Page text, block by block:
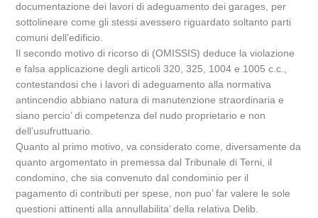
documentazione dei lavori di adeguamento dei garages, per
sottolineare come gli stessi avessero riguardato soltanto parti
comuni dell’edificio.
Il secondo motivo di ricorso di (OMISSIS) deduce la violazione
e falsa applicazione degli articoli 320, 325, 1004 e 1005 c.c.,
contestandosi che i lavori di adeguamento alla normativa
antincendio abbiano natura di manutenzione straordinaria e
siano percio’ di competenza del nudo proprietario e non
dell’usufruttuario.
Quanto al primo motivo, va considerato come, diversamente da
quanto argomentato in premessa dal Tribunale di Terni, il
condomino, che sia convenuto dal condominio per il
pagamento di contributi per spese, non puo’ far valere le sole
questioni attinenti alla annullabilita’ della relativa Delib.